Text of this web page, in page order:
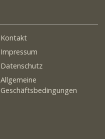
Kontakt
Impressum
Datenschutz
Allgemeine
Geschäftsbedingungen